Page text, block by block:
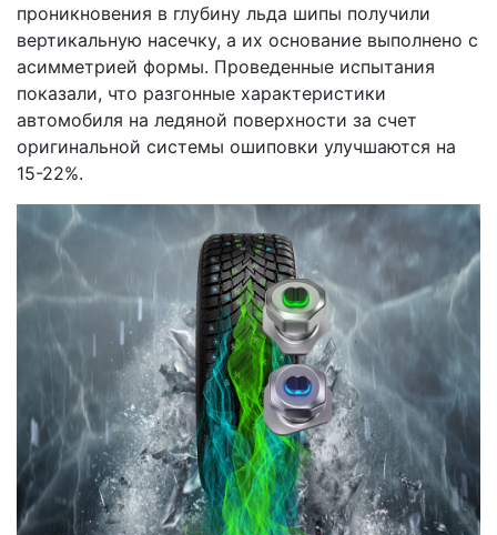
проникновения в глубину льда шипы получили
вертикальную насечку, а их основание выполнено с
асимметрией формы. Проведенные испытания
показали, что разгонные характеристики
автомобиля на ледяной поверхности за счет
оригинальной системы ошиповки улучшаются на
15-22%.